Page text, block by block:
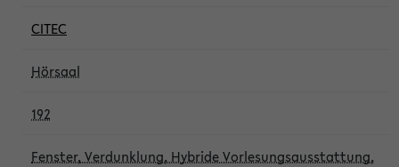
CITEC
Hörsaal
192
Fenster, Verdunklung, Hybride Vorlesungsausstattung,